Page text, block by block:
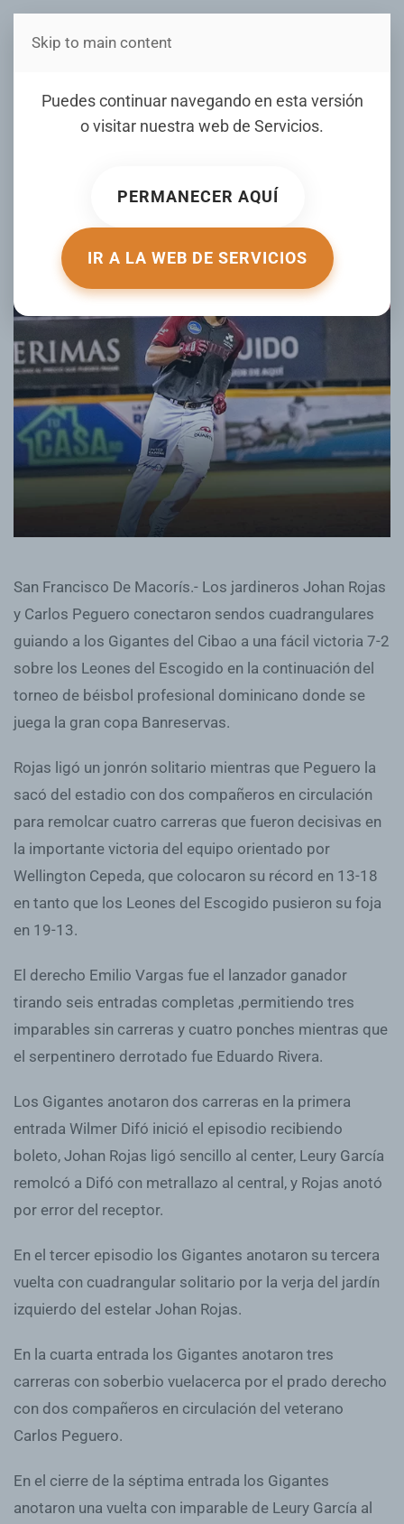
Estás en Telenord Medios
Puedes continuar navegando en esta versión
o visitar nuestra web de Servicios.
PERMANECER AQUÍ
IR A LA WEB DE SERVICIOS
Skip to main content
Rojas y Peguero conectan
sendos cuadrangulares en
ESCRITO POR TELENORD.COM.DO EL 30 NOVIEMBRE 2024
PUBLICADO EN
DEPORTES CON JUNIOR MATRILLÉ
San Francisco De Macorís.- Los jardineros Johan Rojas
y Carlos Peguero conectaron sendos cuadrangulares
guiando a los Gigantes del Cibao a una fácil victoria 7-2
sobre los Leones del Escogido en la continuación del
torneo de béisbol profesional dominicano donde se
juega la gran copa Banreservas.
Rojas ligó un jonrón solitario mientras que Peguero la
sacó del estadio con dos compañeros en circulación
para remolcar cuatro carreras que fueron decisivas en
la importante victoria del equipo orientado por
Wellington Cepeda, que colocaron su récord en 13-18
en tanto que los Leones del Escogido pusieron su foja
en 19-13.
El derecho Emilio Vargas fue el lanzador ganador
tirando seis entradas completas ,permitiendo tres
imparables sin carreras y cuatro ponches mientras que
el serpentinero derrotado fue Eduardo Rivera.
Los Gigantes anotaron dos carreras en la primera
entrada Wilmer Difó inició el episodio recibiendo
boleto, Johan Rojas ligó sencillo al center, Leury García
remolcó a Difó con metrallazo al central, y Rojas anotó
por error del receptor.
En el tercer episodio los Gigantes anotaron su tercera
vuelta con cuadrangular solitario por la verja del jardín
izquierdo del estelar Johan Rojas.
En la cuarta entrada los Gigantes anotaron tres
carreras con soberbio vuelacerca por el prado derecho
con dos compañeros en circulación del veterano
Carlos Peguero.
En el cierre de la séptima entrada los Gigantes
anotaron una vuelta con imparable de Leury García al